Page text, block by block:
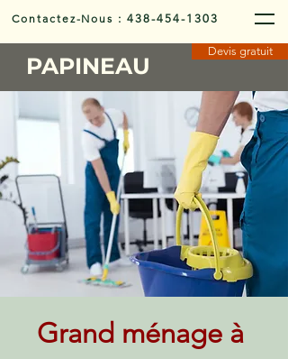
Contactez-Nous :438-454-1303
PAPINEAU
Devis gratuit
Grand ménage à